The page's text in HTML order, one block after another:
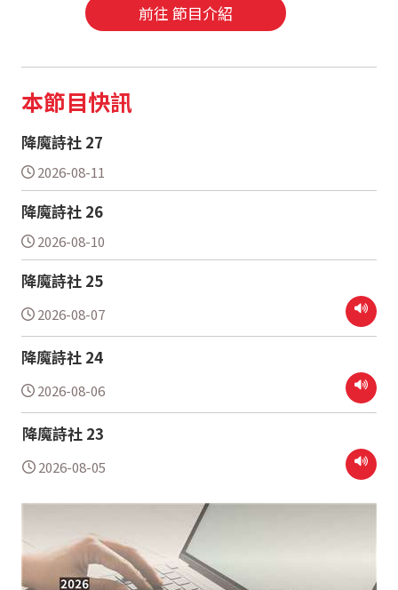
前往 節目介紹
本節目快訊
降魔詩社 27
2026-08-11
降魔詩社 26
2026-08-10
降魔詩社 25
2026-08-07
降魔詩社 24
2026-08-06
降魔詩社 23
2026-08-05